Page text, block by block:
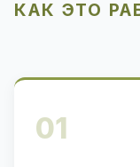
КАК ЭТО
01